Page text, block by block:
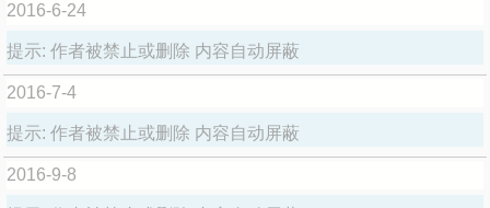
2016-6-24
提示: 作者被禁止或删除 内容自动屏蔽
2016-7-4
提示: 作者被禁止或删除 内容自动屏蔽
2016-9-8